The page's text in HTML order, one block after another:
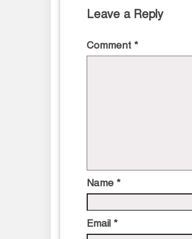
Leave a Reply
Comment *
Name *
Email *